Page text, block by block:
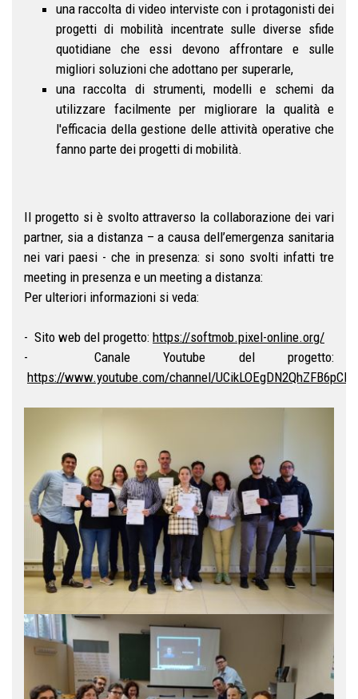
una raccolta di video interviste con i protagonisti dei
progetti di mobilità incentrate sulle diverse sfide
quotidiane che essi devono affrontare e sulle
migliori soluzioni che adottano per superarle,
una raccolta di strumenti, modelli e schemi da
utilizzare facilmente per migliorare la qualità e
l'efficacia della gestione delle attività operative che
fanno parte dei progetti di mobilità.
Il progetto si è svolto attraverso la collaborazione dei vari
partner, sia a distanza – a causa dell’emergenza sanitaria
nei vari paesi - che in presenza: si sono svolti infatti tre
meeting in presenza e un meeting a distanza:
Per ulteriori informazioni si veda:
- Sito web del progetto: https://softmob.pixel-online.org/
- Canale Youtube del progetto:
https://www.youtube.com/channel/